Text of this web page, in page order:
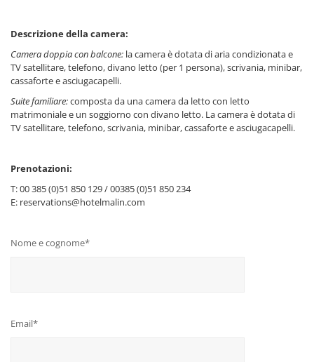
Descrizione della camera:
Camera doppia con balcone: la camera è dotata di aria condizionata e
TV satellitare, telefono, divano letto (per 1 persona), scrivania, minibar,
cassaforte e asciugacapelli.
Suite familiare:composta da una camera da letto con letto
matrimoniale e un soggiorno con divano letto. La camera è dotata di
TV satellitare, telefono, scrivania, minibar, cassaforte e asciugacapelli.
Prenotazioni:
T: 00 385 (0)51 850 129 / 00385 (0)51 850 234
E: reservations@hotelmalin.com
Nome e cognome*
Email*